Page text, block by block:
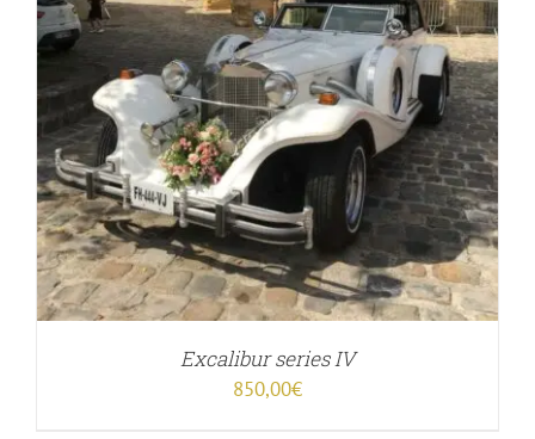
Excalibur series IV
850,00€